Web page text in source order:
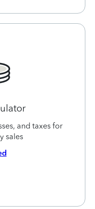
and taxes for
sales